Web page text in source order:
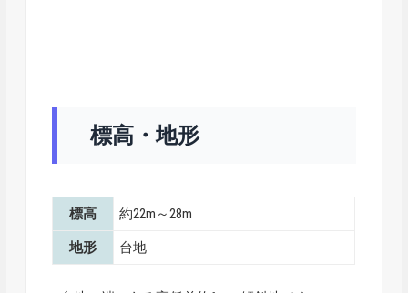
標高・地形
標高 約22m～28m
地形 台地